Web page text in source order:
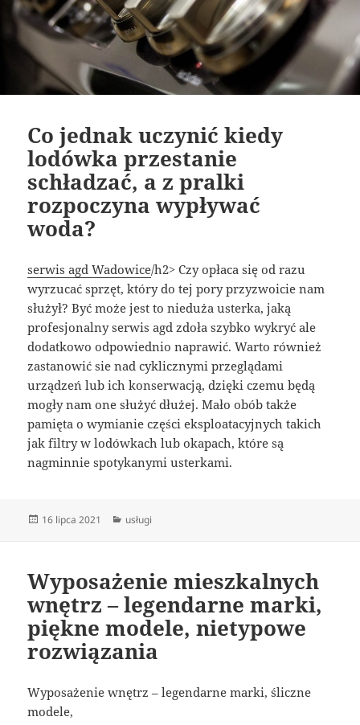
Co jednak uczynić kiedy
lodówka przestanie
schładzać, a z pralki
rozpoczyna wypływać
woda?
serwis agd Wadowice/h2> Czy opłaca się od razu
wyrzucać sprzęt, który do tej pory przyzwoicie nam
służył? Być może jest to nieduża usterka, jaką
profesjonalny serwis agd zdoła szybko wykryć ale
dodatkowo odpowiednio naprawić. Warto również
zastanowić sie nad cyklicznymi przeglądami
urządzeń lub ich konserwacją, dzięki czemu będą
mogły nam one służyć dłużej. Mało obób także
pamięta o wymianie części eksploatacyjnych takich
jak filtry w lodówkach lub okapach, które są
nagminnie spotykanymi usterkami.
Data
16 lipca 2021 Kategorie
usługi
Wyposażenie mieszkalnych
wnętrz – legendarne marki,
piękne modele, nietypowe
rozwiązania
Wyposażenie wnętrz – legendarne marki, śliczne
modele,